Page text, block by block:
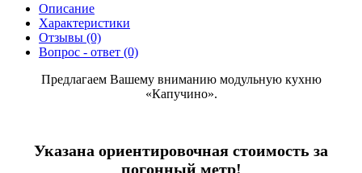
Описание
Характеристики
Отзывы (0)
Вопрос - ответ (0)
Предлагаем Вашему вниманию модульную кухню
«Капучино».
Указана ориентировочная стоимость за
погонный метр!